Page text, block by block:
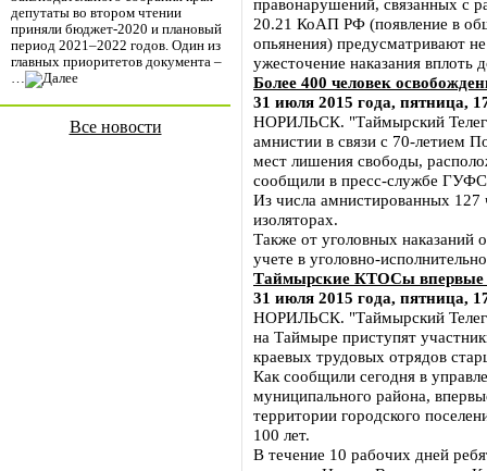
депутаты во втором чтении
приняли бюджет-2020 и плановый
период 2021–2022 годов. Один из
главных приоритетов документа –
…
Все новости
правонарушений, связанных с
20.21 КоАП РФ (появление в
опьянения) предусматривают
ужесточение наказания вплоть
Более 400 человек
31 июля 2015 года, пятница,
НОРИЛЬСК. "Таймырский
амнистии в связи с 70-летием
мест лишения свободы,
сообщили в пресс-службе
Из числа амнистированных 127
изоляторах.
Также от уголовных наказаний
учете в уголовно-
Таймырские КТОСы впервые
31 июля 2015 года, пятница,
НОРИЛЬСК. "Таймырский
на Таймыре приступят
краевых трудовых отрядов
Как сообщили сегодня в
муниципального района,
территории городского
100 лет.
В течение 10 рабочих дней